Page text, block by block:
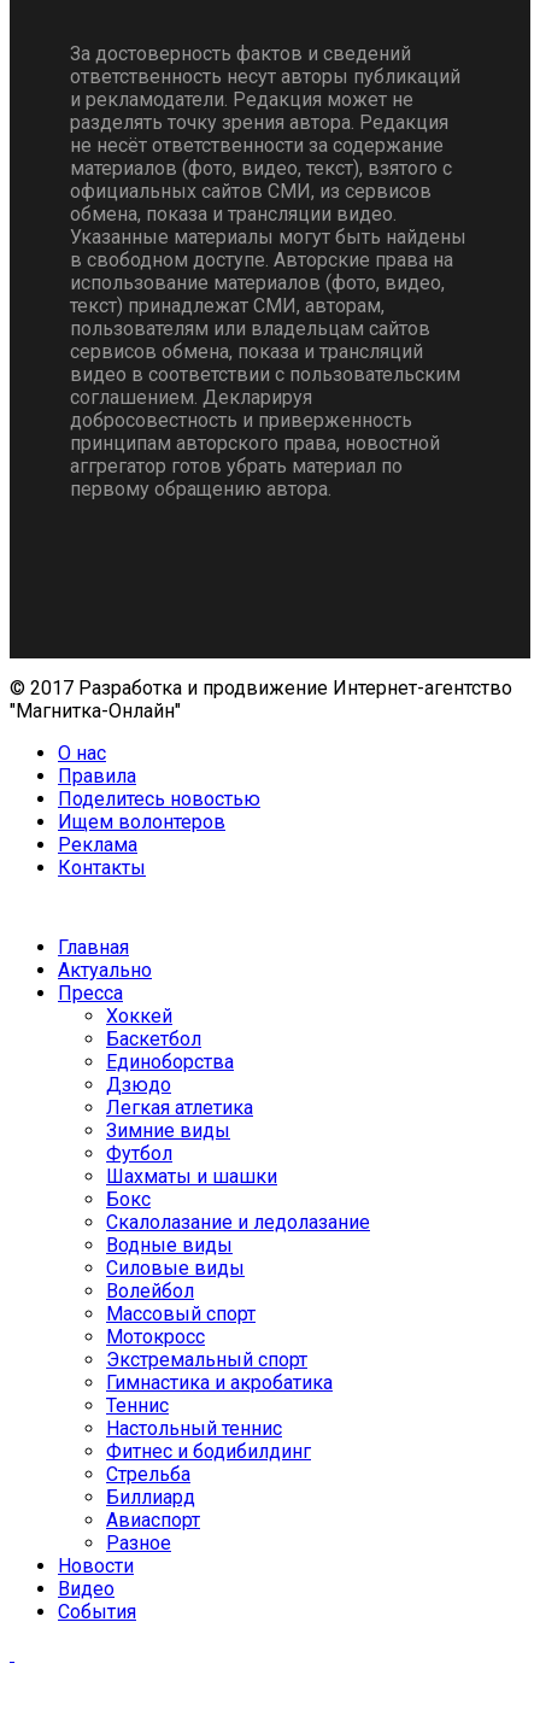
За достоверность фактов и сведений
ответственность несут авторы публикаций
и рекламодатели. Редакция может не
разделять точку зрения автора. Редакция
не несёт ответственности за содержание
материалов (фото, видео, текст), взятого с
официальных сайтов СМИ, из сервисов
обмена, показа и трансляции видео.
Указанные материалы могут быть найдены
в свободном доступе. Авторские права на
использование материалов (фото, видео,
текст) принадлежат СМИ, авторам,
пользователям или владельцам сайтов
сервисов обмена, показа и трансляций
видео в соответствии с пользовательским
соглашением. Декларируя
добросовестность и приверженность
принципам авторского права, новостной
аггрегатор готов убрать материал по
первому обращению автора.
© 2017 Разработка и продвижение Интернет-агентство
"Магнитка-Онлайн"
О нас
Правила
Поделитесь новостью
Ищем волонтеров
Реклама
Контакты
Главная
Актуально
Пресса
Хоккей
Баскетбол
Единоборства
Дзюдо
Легкая атлетика
Зимние виды
Футбол
Шахматы и шашки
Бокс
Скалолазание и ледолазание
Водные виды
Силовые виды
Волейбол
Массовый спорт
Мотокросс
Экстремальный спорт
Гимнастика и акробатика
Теннис
Настольный теннис
Фитнес и бодибилдинг
Стрельба
Биллиард
Авиаспорт
Разное
Новости
Видео
События